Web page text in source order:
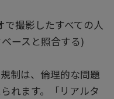
撮影したすべての人
ースと照合する)
制は、倫理的な問題
れます。「リアルタ